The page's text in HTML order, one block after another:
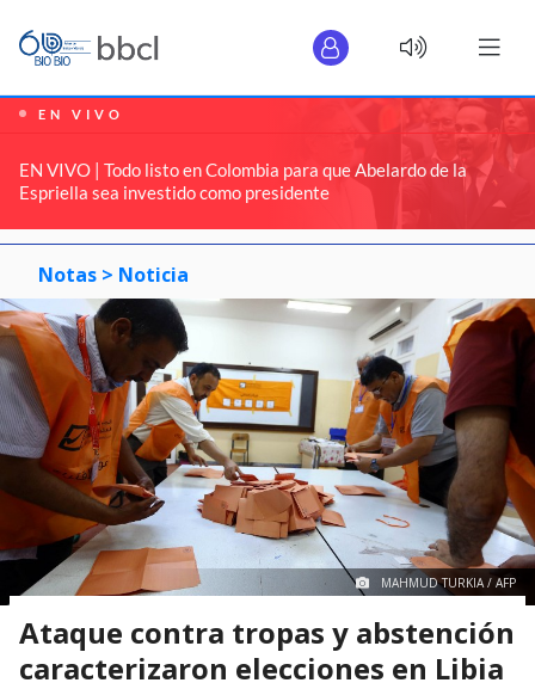
EN VIVO
EN VIVO | Todo listo en Colombia para que Abelardo de la
Espriella sea investido como presidente
Notas > Noticia
MAHMUD TURKIA / AFP
Ataque contra tropas y abstención
caracterizaron elecciones en Libia